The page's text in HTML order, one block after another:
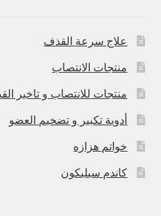
علاج سرعة القذف
منتجات الانتصاب
منتجات للانتصاب و تاخير
أدوية تكبير و تضخيم العضو
خواتم هزازه
كاندم سيليكون